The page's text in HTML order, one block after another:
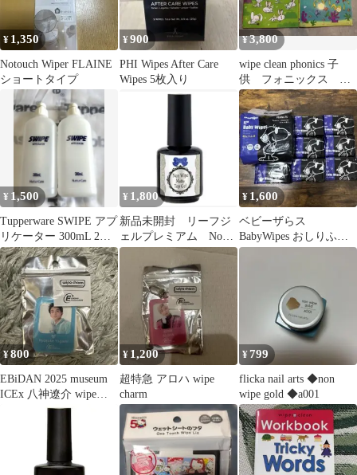
¥ 1,350
Notouch Wiper FLAINE
ショートタイプ
¥900
PHI Wipes After Care
Wipes 5枚入り
¥3,800
wipe clean phonics 子
供 フォニックス 書
いて消せる 英語
¥ 1,500
Tupperware SWIPE アプ
リケーター 300mL 2本
セット
¥ 1,800
新品未開封 リーフジ
ェルプレミアム Non
Wipe Matteトップ 15g
¥ 1,600
ベビーザらス
BabyWipes おしりふき
80枚入×15個
¥800
EBiDAN 2025 museum
ICEx 八神遼介 wipe
¥ 1,200
超特急 アロハ wipe
charm
¥799
flicka nail arts ◆non
wipe gold ◆a001